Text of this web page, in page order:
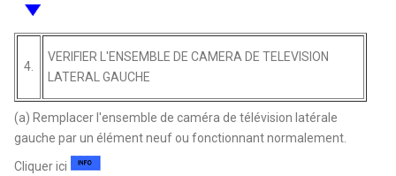
4.
VERIFIER L'ENSEMBLE DE CAMERA DE TELEVISION
LATERAL GAUCHE
(a) Remplacer l'ensemble de caméra de télévision latérale
gauche par un élément neuf ou fonctionnant normalement.
Cliquer ici